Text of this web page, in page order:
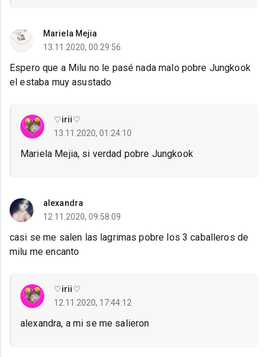
Mariela Mejia
13.11.2020, 00:29:56
Espero que a Milu no le pasé nada malo pobre Jungkook
el estaba muy asustado
♡irii♡
13.11.2020, 01:24:10
Mariela Mejia, si verdad pobre Jungkook
alexandra
12.11.2020, 09:58:09
casi se me salen las lagrimas pobre los 3 caballeros de
milu me encanto
♡irii♡
12.11.2020, 17:44:12
alexandra, a mi se me salieron